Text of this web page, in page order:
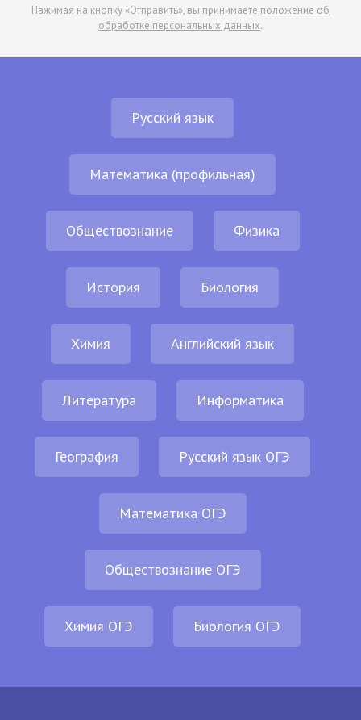
Нажимая на кнопку «Отправить», вы принимаете положение об
обработке персональных данных.
Русский язык
Математика (профильная)
Обществознание Физика
История Биология
Химия Английский язык
Литература Информатика
География Русский язык ОГЭ
Математика ОГЭ
Обществознание ОГЭ
Химия ОГЭ Биология ОГЭ